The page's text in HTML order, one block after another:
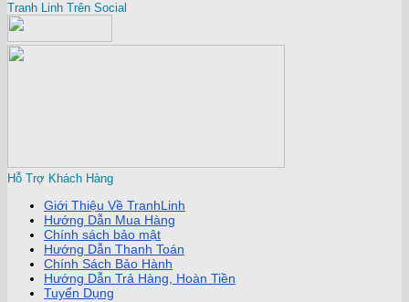
Tranh Linh Trên Social
Hỗ Trợ Khách Hàng
Giới Thiệu Về TranhLinh
Hướng Dẫn Mua Hàng
Chính sách bảo mật
Hướng Dẫn Thanh Toán
Chính Sách Bảo Hành
Hướng Dẫn Trả Hàng, Hoàn Tiền
Tuyển Dụng